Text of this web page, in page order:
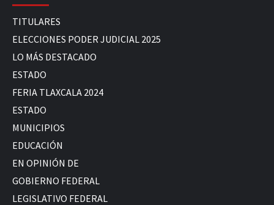
TITULARES
ELECCIONES PODER JUDICIAL 2025
LO MÁS DESTACADO
ESTADO
FERIA TLAXCALA 2024
ESTADO
MUNICIPIOS
EDUCACIÓN
EN OPINIÓN DE
GOBIERNO FEDERAL
LEGISLATIVO FEDERAL